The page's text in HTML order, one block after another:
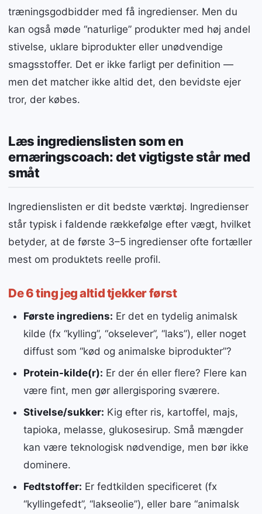
træningsgodbidder med få ingredienser. Men du
kan også møde “naturlige” produkter med høj andel
stivelse, uklare biprodukter eller unødvendige
smagsstoffer. Det er ikke farligt per definition —
men det matcher ikke altid det, den bevidste ejer
tror, der købes.
Læs ingredienslisten som en
ernæringscoach: det vigtigste står med
småt
Ingredienslisten er dit bedste værktøj. Ingredienser
står typisk i faldende rækkefølge efter vægt, hvilket
betyder, at de første 3–5 ingredienser ofte fortæller
mest om produktets reelle profil.
De 6 ting jeg altid tjekker først
Første ingrediens: Er det en tydelig animalsk
kilde (fx “kylling”, “okselever”, “laks”), eller noget
diffust som “kød og animalske biprodukter”?
Protein-kilde(r): Er der én eller flere? Flere kan
være fint, men gør allergisporing sværere.
Stivelse/sukker: Kig efter ris, kartoffel, majs,
tapioka, melasse, glukosesirup. Små mængder
kan være teknologisk nødvendige, men bør ikke
dominere.
Fedtstoffer: Er fedtkilden specificeret (fx
“kyllingefedt”, “lakseolie”), eller bare “animalsk